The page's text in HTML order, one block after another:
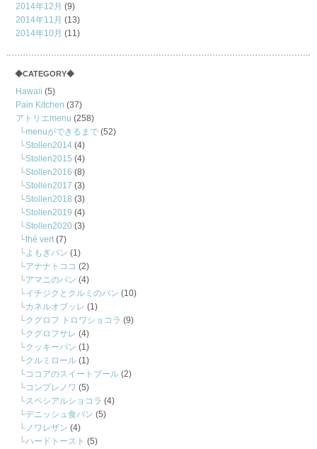
2014年12月 (9)
2014年11月 (13)
2014年10月 (11)
◆CATEGORY◆
Hawaii (5)
Pain Kitchen (37)
アトリエmenu (258)
menuができるまで (52)
Stollen2014 (4)
Stollen2015 (4)
Stollen2016 (8)
Stollen2017 (3)
Stollen2018 (3)
Stollen2019 (4)
Stollen2020 (3)
thé vert(7)
よもぎパン (1)
アナナトココ (2)
アマニのパン (4)
イチジクとクルミのパン (10)
カネルオブッレ (1)
クグロフ トロワショコラ (9)
クグロフサレ (4)
クッキーパン (1)
クルミロール (1)
ココアのスイートブール (2)
コンプレノワ (5)
スペシアルショコラ (4)
デニッシュ食パン (5)
ノワレザン (4)
ハードトースト (5)